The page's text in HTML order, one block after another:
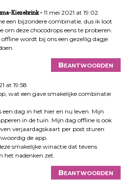
Kiezebrink
11 mei 2021 at 19:02
een bijzondere combinatie, dus ik loot
om deze chocodrops eens te proberen.
offline wordt bij ons een gezellig dagje
Beantwoorden
at 19:58
wat een gave smakelijke combinatie
een dag in het hier en nu leven. Mijn
in de tuin. Mijn dag offline is ook
verjaardagskaart per post sturen
de app.
smakelijke winactie dat tevens
het nadenken zet.
Beantwoorden